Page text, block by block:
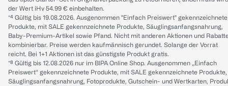
der Wert iHv 54.99 € einbehalten.
*⁴ Gültig bis 19.08.2026. Ausgenommen "Einfach Preiswert" gekennzeichnete
Produkte, mit SALE gekennzeichnete Produkte, Säuglingsanfangsnahrung,
Baby-Premium-Artikel sowie Pfand. Nicht mit anderen Aktionen und
kombinierbar. Preise werden kaufmännisch gerundet. Solange der Vorrat
reicht. Bei 1+1 Aktionen ist das günstigste Produkt gratis.
*⁸ Gültig bis 12.08.2026 nur im BIPA Online Shop. Ausgenommen „Einfach
Preiswert“ gekennzeichnete Produkte, mit SALE gekennzeichnete Produkte,
Säuglingsanfangsnahrung, Fotoprodukte, Gutschein- und Wertkarten,